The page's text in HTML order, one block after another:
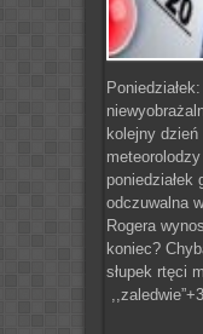
kolejny dzień
poniedziałek
odczuwalna
Rogera
koniec?
słupek rtęci